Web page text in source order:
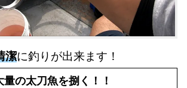
潔に釣りが出来ます！
の太刀魚を捌く！！